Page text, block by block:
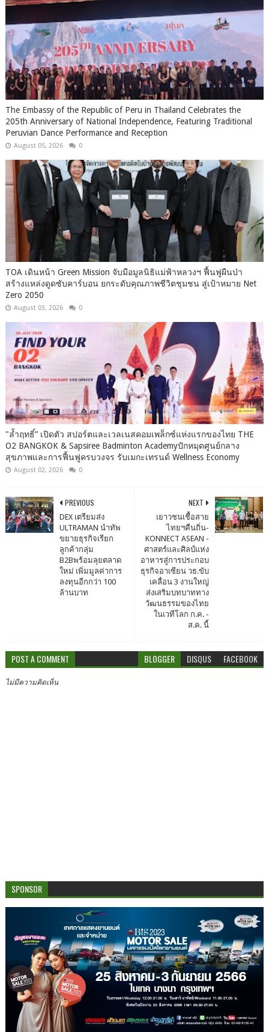
The Embassy of the Republic of Peru in Thailand Celebrates the
205th Anniversary of National Independence, Featuring Traditional
Peruvian Dance Performance and Reception
August 05, 2026 0
TOA เดินหน้า Green Mission จับมือมูลนิธิแม่ฟ้าหลวงฯ ฟื้นฟูผืนป่า
สร้างแหล่งดูดซับคาร์บอน ยกระดับคุณภาพชีวิตชุมชน สู่เป้าหมาย Net
Zero 2050
August 03, 2026 0
"ล้ำฤทธิ์” เปิดตัว สปอร์ตและเวลเนสคอมเพล็กซ์แห่งแรกของไทย THE
O2 BANGKOK & Sapsiree Badminton Academyปักหมุดศูนย์กลาง
สุขภาพและการฟื้นฟูครบวงจร รับเมกะเทรนด์ Wellness Economy
August 02, 2026 0
NEXT
เยาวชนเชื้อสาย
ไทยฯคืนถิ่น-
KONNECT ASEAN -
ศาสตร์และศิลป์แห่ง
อาหารสู่การประกอบ
ธุรกิจอาเซียน วธ.ขับ
เคลื่อน 3 งานใหญ่
ส่งเสริมบทบาททาง
วัฒนธรรมของไทย
ในเวทีโลก ก.ค. -
ส.ค. นี้
PREVIOUS
DEX เตรียมส่ง
ULTRAMAN นำทัพ
ขยายธุรกิจเรียก
ลูกค้ากลุ่ม
B2Bพร้อมลุยตลาด
ใหม่ เพิ่มมูลค่าการ
ลงทุนอีกกว่า 100
ล้านบาท
POST A COMMENT BLOGGER DISQUS FACEBOOK
ไม่มีความคิดเห็น
SPONSOR